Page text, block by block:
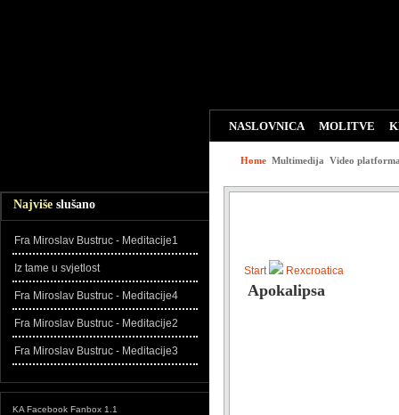
Najviše slušano
Fra Miroslav Bustruc - Meditacije1
Iz tame u svjetlost
Fra Miroslav Bustruc - Meditacije4
Fra Miroslav Bustruc - Meditacije2
Fra Miroslav Bustruc - Meditacije3
KA Facebook Fanbox 1.1
NASLOVNICA MOLITVE
WEB LINKOVI ZADNJE
Home Multimedija Video
Start Rexcroatica
Apokalipsa